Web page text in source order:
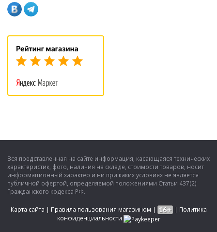
Вся представленная на сайте информация, касающаяся технических
характеристик, фото, наличия на складе, стоимости товаров, носит
информационный характер и ни при каких условиях не является
публичной офертой, определяемой положениями Статьи 437(2)
Гражданского кодекса РФ.
Карта сайта | Правила пользования магазином | | Политика
конфиденциальности